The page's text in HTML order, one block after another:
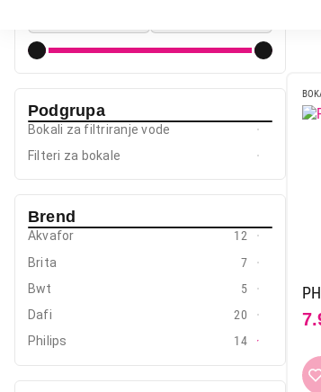
IT & Gaming
Mali kućni aparati
Mali kuhinjski aparati
Nega tela, lepota i zdravlje
Podgrupa
Bokali za filtriranje vode
Filteri za bokale
Brend
Akvafor
12
Brita
7
Bwt
5
Dafi
20
Philips
14